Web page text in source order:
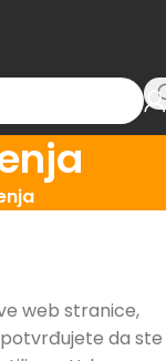
web stranice,
da ste